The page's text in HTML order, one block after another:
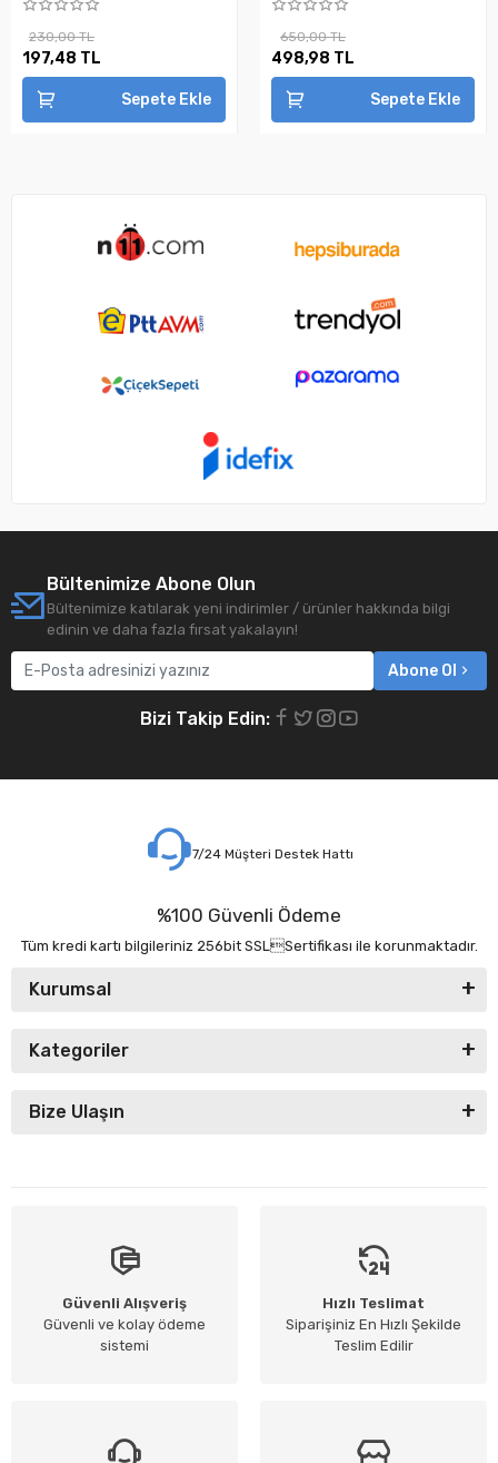
230,00 TL
197,48 TL
Sepete Ekle
650,00 TL
498,98 TL
Sepete Ekle
Bültenimize Abone Olun
Bültenimize katılarak yeni indirimler / ürünler hakkında bilgi
edinin ve daha fazla fırsat yakalayın!
Abone Ol
Bizi Takip Edin:
7/24 Müşteri Destek Hattı
%100 Güvenli Ödeme
Tüm kredi kartı bilgileriniz 256bit SSLSertifikası ile korunmaktadır.
Kurumsal
Kategoriler
Bize Ulaşın
Güvenli Alışveriş
Güvenli ve kolay ödeme
sistemi
Hızlı Teslimat
Siparişiniz En Hızlı Şekilde
Teslim Edilir